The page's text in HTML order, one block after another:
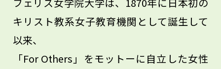
キリスト教系女子教育機関として誕生して
以来、
「For Others」をモットーに自立した女性